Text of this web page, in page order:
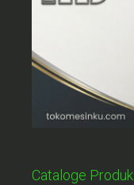
Cataloge Produk